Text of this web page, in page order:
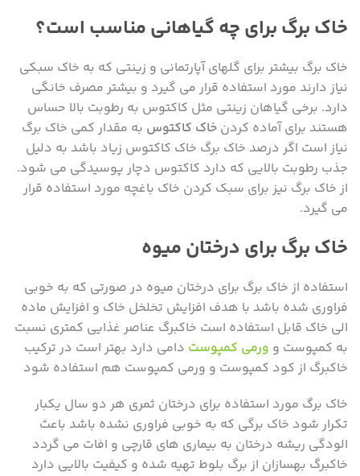
خاک برگ برای چه گیاهانی مناسب است؟
خاک برگ بیشتر برای گلهای آپارتمانی و زینتی که به خاک سبکی
نیاز دارند مورد استفاده قرار می گیرد و بیشتر مصرف خانگی
دارد. برخی گیاهان زینتی مثل کاکتوس به رطوبت بالا حساس
هستند برای آماده کردن خاک کاکتوس به مقدار کمی خاک برگ
نیاز است اگر درصد خاک برگ خاک کاکتوس زیاد باشد به دلیل
جذب رطوبت بالایی که دارد کاکتوس دچار پوسیدگی می شود.
از خاک برگ نیز برای سبک کردن خاک باغچه مورد استفاده قرار
می گیرد.
خاک برگ برای درختان میوه
استفاده از خاک برگ برای درختان میوه در صورتی که به خوبی
فراوری شده باشد با هدف افزایش تخلخل خاک و افزایش ماده
الی خاک قابل استفاده است خاکبرگ عناصر غذایی کمتری نسبت
به کمپوست و ورمی کمپوست دامی دارد بهتر است در ترکیب
خاکبرگ از کود کمپوست و ورمی کمپوست هم استفاده شود
خاک برگ مورد استفاده برای درختان ثمری هر دو سال یکبار
تکرار شود خاک برگی که به خوبی فراوری نشده باشد باعث
الودگی ریشه درختان به بیماری های قارچی و افات می گردد
خاکبرگ بهسازان از برگ بلوط تهیه شده و کیفیت بالایی دارد